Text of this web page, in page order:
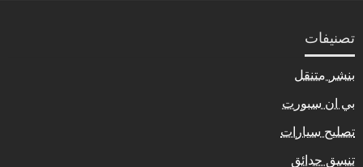
تصنيفات
بنشر متنقل
بي ان سبورت
تصليح سيارات
تنسق حدائق